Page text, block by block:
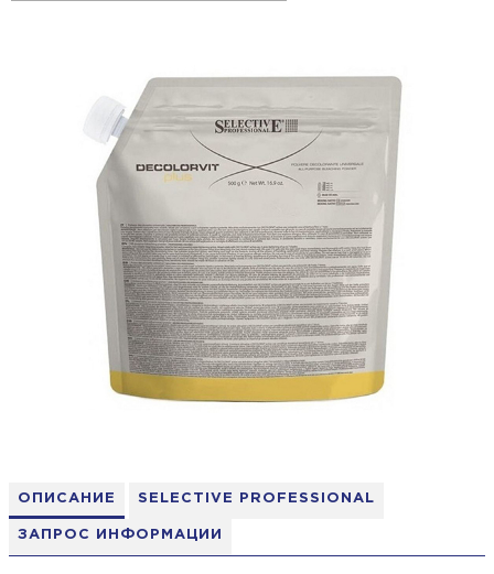
ОПИСАНИЕ SELECTIVE PROFESSIONAL
ЗАПРОС ИНФОРМАЦИИ